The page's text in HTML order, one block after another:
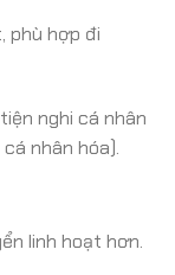
phù hợp đi
nghi cá nhân
nhân hóa).
linh hoạt hơn.